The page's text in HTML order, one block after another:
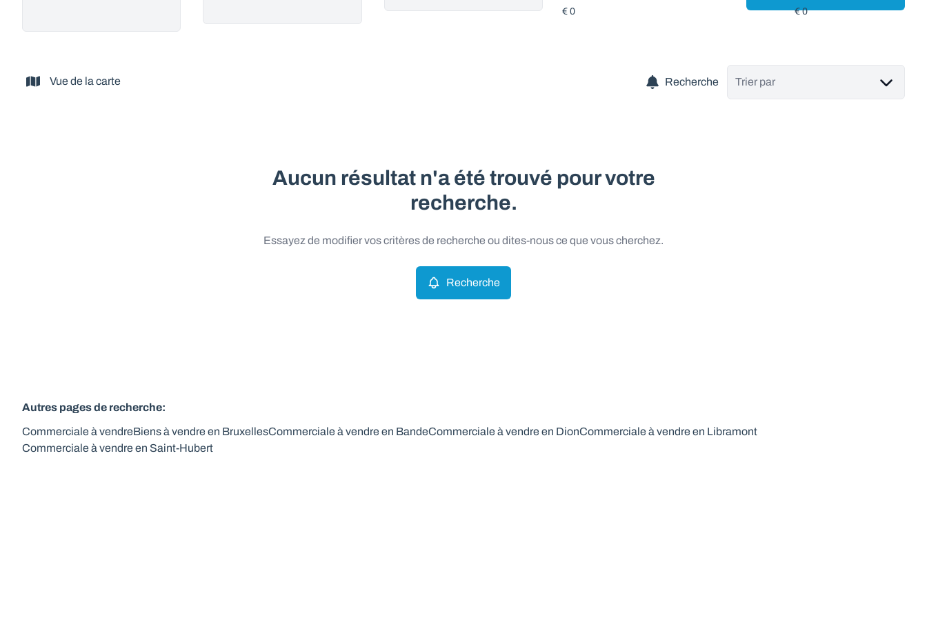
Vue de la carte Recherche Trier par
Aucun résultat n'a été trouvé pour votre
recherche.
Essayez de modifier vos critères de recherche ou dites-nous ce que vous cherchez.
Recherche
Autres pages de recherche:
Commerciale à vendreBiens à vendre en BruxellesCommerciale à vendre en BandeCommerciale à vendre en DionCommerciale à vendre en Libramont
Commerciale à vendre en Saint-Hubert